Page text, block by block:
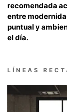
recomendada
entre
puntual y
el día.
LÍNEAS